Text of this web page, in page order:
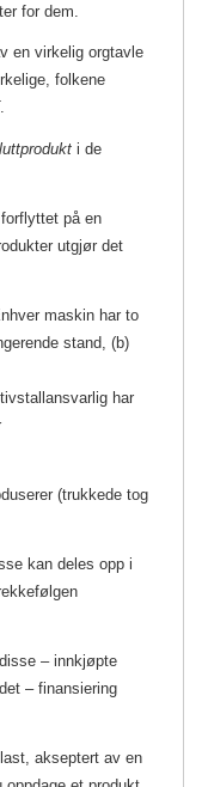
for dem.
en virkelig orgtavle
folkene
i de
på en
utgjør det
maskin har to
stand, (b)
har
(trukkede tog
kan deles opp i
– innkjøpte
det – finansiering
akseptert av en